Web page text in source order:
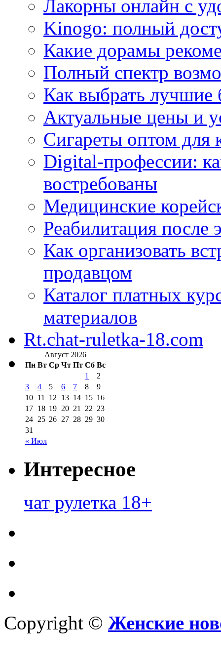
Лакорны онлайн с
Kinogo: полный
Какие дорамы
Полный спектр
Как выбрать
Актуальные цены и
Сигареты оптом для
Digital-профессии:
востребованы
Медицинские
Реабилитация после
Как организовать
продавцом
Каталог платных
материалов
Rt.chat-ruletka-18.com
Август 2026
Пн Вт Ср Чт Пт Сб Вс
« Июл
1
2
3
4 5 6 7 8
9
10 11 12 13 14 15 16
17 18 19 20 21 22 23
24 25 26 27 28 29 30
31
Интересное
чат рулетка 18+
Copyright © Женские